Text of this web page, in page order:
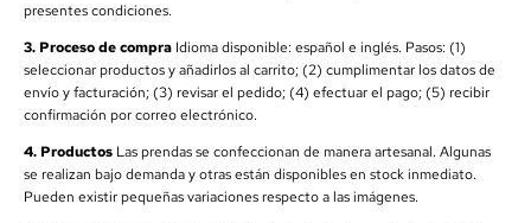
presentes condiciones.
3. Proceso de compra Idioma disponible: español e inglés. Pasos: (1)
seleccionar productos y añadirlos al carrito; (2) cumplimentar los datos de
envío y facturación; (3) revisar el pedido; (4) efectuar el pago; (5) recibir
confirmación por correo electrónico.
4. Productos Las prendas se confeccionan de manera artesanal. Algunas
se realizan bajo demanda y otras están disponibles en stock inmediato.
Pueden existir pequeñas variaciones respecto a las imágenes.